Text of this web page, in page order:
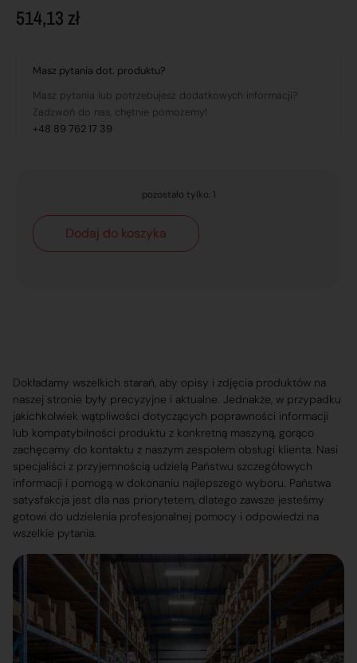
514,13 zł
Masz pytania dot. produktu?
Masz pytania lub potrzebujesz dodatkowych informacji?
Zadzwoń do nas, chętnie pomożemy!
+48 89 762 17 39
pozostało tylko: 1
Dodaj do koszyka
Dokładamy wszelkich starań, aby opisy i zdjęcia produktów na
naszej stronie były precyzyjne i aktualne. Jednakże, w przypadku
jakichkolwiek wątpliwości dotyczących poprawności informacji
lub kompatybilności produktu z konkretną maszyną, gorąco
zachęcamy do kontaktu z naszym zespołem obsługi klienta. Nasi
specjaliści z przyjemnością udzielą Państwu szczegółowych
informacji i pomogą w dokonaniu najlepszego wyboru. Państwa
satysfakcja jest dla nas priorytetem, dlatego zawsze jesteśmy
gotowi do udzielenia profesjonalnej pomocy i odpowiedzi na
wszelkie pytania.